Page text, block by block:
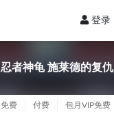
登录
忍者神龟 施莱德的复仇
免费 付费 包月VIP免费